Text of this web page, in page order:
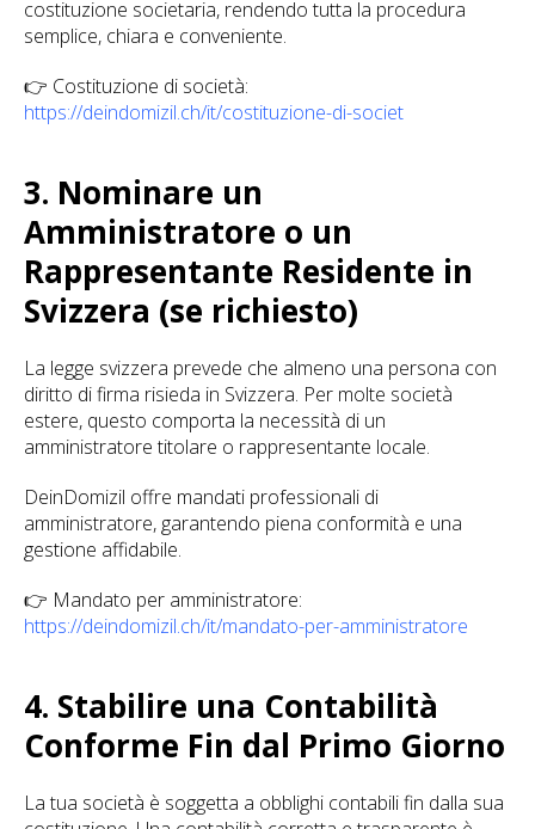
costituzione societaria, rendendo tutta la procedura
semplice, chiara e conveniente.
👉 Costituzione di società:
https://deindomizil.ch/it/costituzione-di-societ
3. Nominare un
Amministratore o un
Rappresentante Residente in
Svizzera (se richiesto)
La legge svizzera prevede che almeno una persona con
diritto di firma risieda in Svizzera. Per molte società
estere, questo comporta la necessità di un
amministratore titolare o rappresentante locale.
DeinDomizil offre mandati professionali di
amministratore, garantendo piena conformità e una
gestione affidabile.
👉 Mandato per amministratore:
https://deindomizil.ch/it/mandato-per-amministratore
4. Stabilire una Contabilità
Conforme Fin dal Primo Giorno
La tua società è soggetta a obblighi contabili fin dalla sua